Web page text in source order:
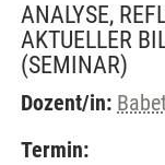
ANALYSE,
AKTUELLER
(SEMINAR)
Dozent/in:
Termin: